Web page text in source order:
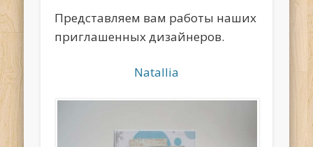
Представляем вам работы наших
приглашенных дизайнеров.
Natallia